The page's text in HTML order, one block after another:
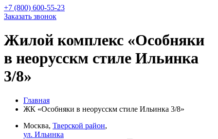
+7 (800) 600-55-23
Заказать звонок
Жилой комплекс «Особняки
в неорусскм стиле Ильинка
3/8»
Главная
ЖК «Особняки в неорусскм стиле Ильинка 3/8»
Москва, Тверской район,
ул. Ильинка